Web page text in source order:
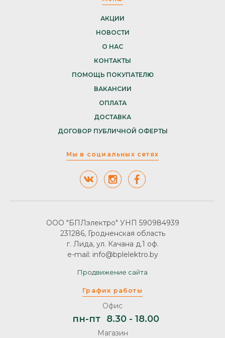
АКЦИИ
НОВОСТИ
О НАС
КОНТАКТЫ
ПОМОЩЬ ПОКУПАТЕЛЮ
ВАКАНСИИ
ОПЛАТА
ДОСТАВКА
ДОГОВОР ПУБЛИЧНОЙ ОФЕРТЫ
Мы в социальных сетях
График работы
Офис
пн-пт 8.30 - 18.00
Магазин
ООО "БПЛэлектро" УНП 590984939
231286, Гродненская область
г. Лида, ул. Качана д.1 оф.
e-mail: info@bplelektro.by
Продвижение сайта